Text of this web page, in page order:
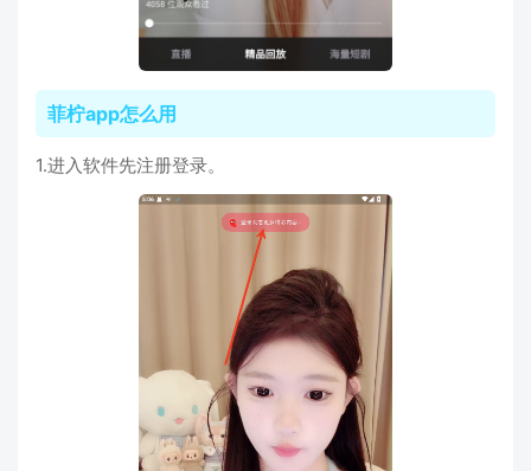
菲柠app怎么用
1.进入软件先注册登录。